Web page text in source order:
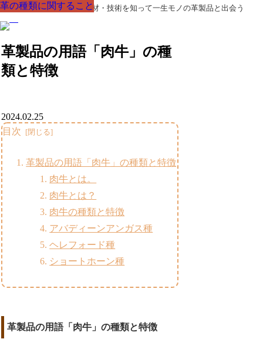
革製品の部品の呼び名・素材・技術を知って一生モノの革製品と出会う
革製品の用語「肉牛」の種
類と特徴
革の種類に関すること
2024.02.25
目次
革製品の用語「肉牛」の種類と特徴
肉牛とは。
肉牛とは？
肉牛の種類と特徴
アバディーンアンガス種
ヘレフォード種
ショートホーン種
革製品の用語「肉牛」の種類と特徴
革の種類に関すること
革の種類に関すること
革の種類に関すること
革の種類に関すること
革の種類に関すること
革の種類に関すること